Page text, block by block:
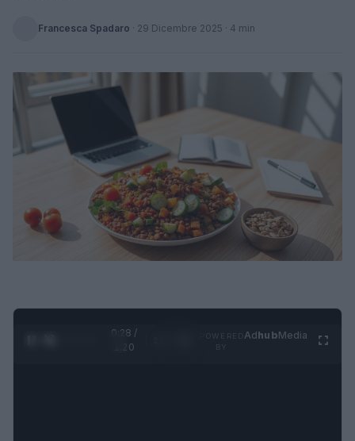
Francesca Spadaro · 29 Dicembre 2025 · 4 min
0:29 /
1:20
AdhubMedia